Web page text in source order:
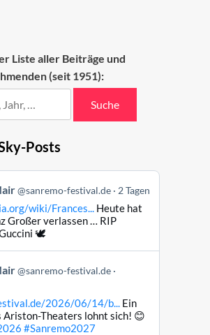
Liste aller Beiträge und
(seit 1951):
Suche
Posts
@sanremo-festival.de 2 Tagen
wiki/Frances...Heute hat
Großer verlassen … RIP
🕊️
@sanremo-festival.de
2026/06/14/b...Ein
Ariston-Theaters lohnt sich! 😊
#Sanremo2027